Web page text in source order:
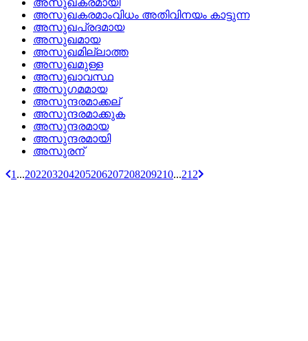
അസുഖകരമായി
അസുഖകരമാംവിധം അതിവിനയം കാട്ടുന്ന
അസുഖപ്രദമായ
അസുഖമായ
അസുഖമില്ലാത്ത
അസുഖമുള്ള
അസുഖാവസ്ഥ
അസുഗമമായ
അസുന്ദരമാക്കല്
അസുന്ദരമാക്കുക
അസുന്ദരമായ
അസുന്ദരമായി
അസുരന്
1 ...202203204205206207208209210...212